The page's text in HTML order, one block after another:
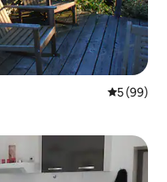
평점 5점(5
5 (99)